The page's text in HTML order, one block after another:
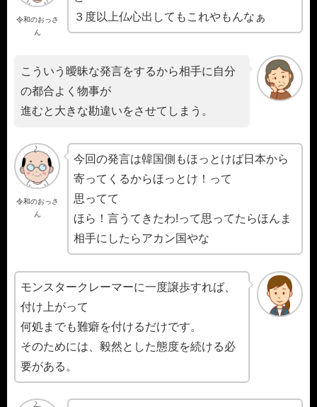
令和のおっさ
ん
３度以上仏心出してもこれやもんなぁ
こういう曖昧な発言をするから相手に自分
の都合よく物事が
進むと大きな勘違いをさせてしまう。
令和のおっさ
ん
今回の発言は韓国側もほっとけば日本から
寄ってくるからほっとけ！って
思ってて
ほら！言うてきたわ!って思ってたらほんま
相手にしたらアカン国やな
モンスタークレーマーに一度譲歩すれば、
付け上がって
何処までも難癖を付けるだけです。
そのためには、毅然とした態度を続ける必
要がある。